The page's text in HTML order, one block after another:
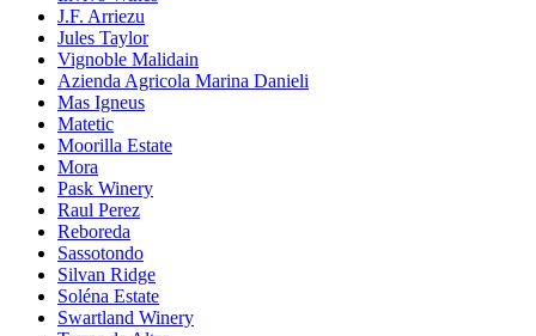
J.F. Arriezu
Jules Taylor
Vignoble Malidain
Azienda Agricola Marina Danieli
Mas Igneus
Matetic
Moorilla Estate
Mora
Pask Winery
Raul Perez
Reboreda
Sassotondo
Silvan Ridge
Soléna Estate
Swartland Winery